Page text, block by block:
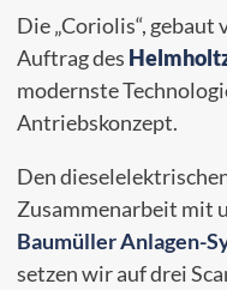
Die „Coriolis“, gebaut
Auftrag des
modernste
Antriebskonzept.
Den
Zusammenarbeit mit
Baumüller Anlagen-
setzen wir auf drei